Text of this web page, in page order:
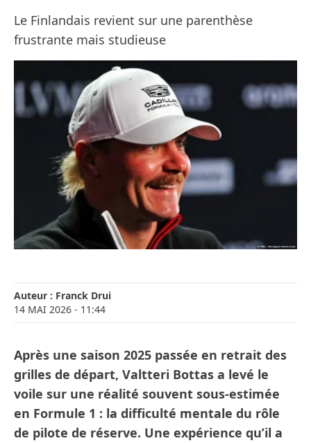
Le Finlandais revient sur une parenthèse
frustrante mais studieuse
Auteur : Franck Drui
14 MAI 2026 - 11:44
Après une saison 2025 passée en retrait des
grilles de départ, Valtteri Bottas a levé le
voile sur une réalité souvent sous-estimée
en Formule 1 : la difficulté mentale du rôle
de pilote de réserve. Une expérience qu’il a